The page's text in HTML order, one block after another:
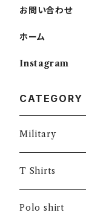
お問い合わせ
ホーム
Instagram
CATEGORY
Military
T Shirts
Polo shirt